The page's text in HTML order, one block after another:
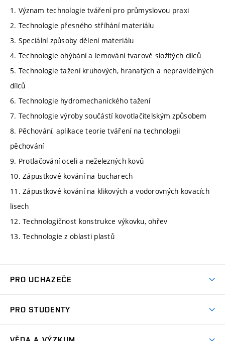
1. Význam technologie tváření pro průmyslovou praxi
2. Technologie přesného stříhání materiálu
3. Speciální způsoby dělení materiálu
4. Technologie ohýbání a lemování tvarově složitých dílců
5. Technologie tažení kruhových, hranatých a nepravidelných
dílců
6. Technologie hydromechanického tažení
7. Technologie výroby součástí kovotlačitelským způsobem
8. Pěchování, aplikace teorie tváření na technologii
pěchování
9. Protlačování oceli a neželezných kovů
10. Zápustkové kování na bucharech
11. Zápustkové kování na klikových a vodorovných kovacích
lisech
12. Technologičnost konstrukce výkovku, ohřev
13. Technologie z oblasti plastů
PRO UCHAZEČE
Ambasadoři studia
PRO STUDENTY